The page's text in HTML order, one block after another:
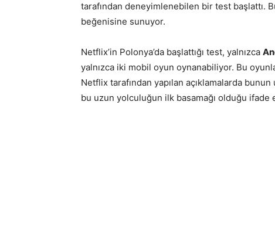
tarafından deneyimlenebilen bir test başlattı.
beğenisine sunuyor.
Netflix’in Polonya’da başlattığı test, yalnızca
yalnızca iki mobil oyun oynanabiliyor. Bu
Netflix tarafından yapılan açıklamalarda
bu uzun yolculuğun ilk basamağı olduğu ifade